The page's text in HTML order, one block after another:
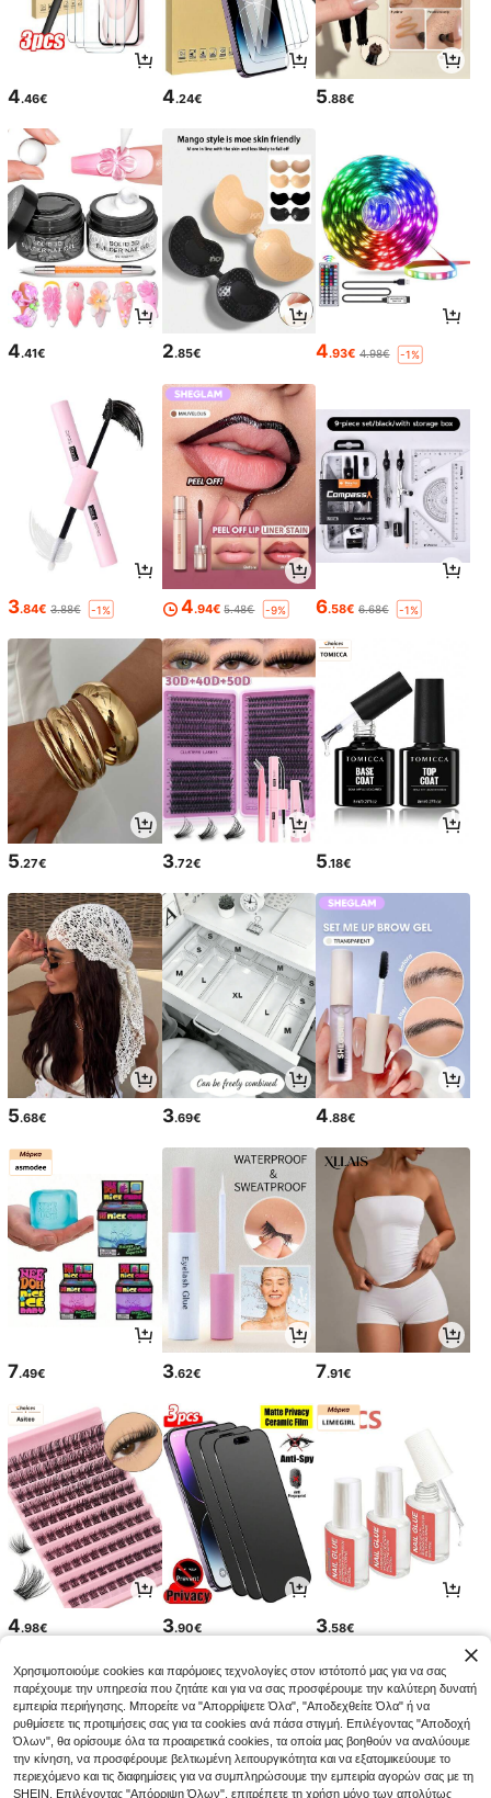
4.46€ 4.24€ 5.88€
4.41€ 2.85€ 4.93€ 4.98€ -1%
3.84€ 3.88€ -1% 4.94€ 5.48€ -9% 6.58€ 6.68€ -1%
5.27€ 3.72€ 5.18€
5.68€ 3.69€ 4.88€
7.49€ 3.62€ 7.91€
4.98€ 3.90€ 3.58€
Χρησιμοποιούμε cookies και παρόμοιες τεχνολογίες στον ιστότοπό μας για να σας
παρέχουμε την υπηρεσία που ζητάτε και για να σας προσφέρουμε την καλύτερη δυνατή
εμπειρία περιήγησης. Μπορείτε να "Απορρίψετε Όλα", "Αποδεχθείτε Όλα" ή να
ρυθμίσετε τις προτιμήσεις σας για τα cookies ανά πάσα στιγμή. Επιλέγοντας "Αποδοχή
Όλων", θα ορίσουμε όλα τα προαιρετικά cookies, τα οποία μας βοηθούν να αναλύουμε
την κίνηση, να προσφέρουμε βελτιωμένη λειτουργικότητα και να εξατομικεύουμε το
περιεχόμενο και τις διαφημίσεις για να συμπληρώσουμε την εμπειρία αγορών σας με τη
SHEIN. Επιλέγοντας "Απόρριψη Όλων", επιτρέπετε τη χρήση μόνο των απολύτως